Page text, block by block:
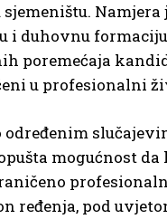
Namjera
i duhovnu
poremećaja
u profesionalni
određenim
mogućnost
ređenja, pod